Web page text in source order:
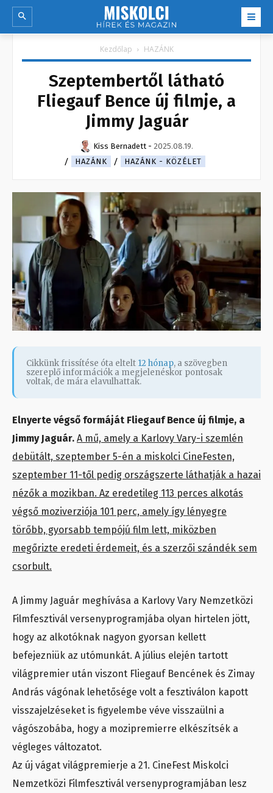
Kezdőlap HAZÁNK
Szeptembertől látható
Fliegauf Bence új filmje, a
Jimmy Jaguár
Kiss Bernadett - 2025.08.19.
HAZÁNK
HAZÁNK - KÖZÉLET
Cikkünk frissítése óta eltelt 12 hónap, a szövegben
szereplő információk a megjelenéskor pontosak
voltak, de mára elavulhattak.
Elnyerte végső formáját Fliegauf Bence új filmje, a
Jimmy Jaguár. A mű, amely a Karlovy Vary-i szemlén
debütált, szeptember 5-én a miskolci CineFesten,
szeptember 11-től pedig országszerte láthatják a hazai
nézők a mozikban. Az eredetileg 113 perces alkotás
végső moziverziója 101 perc, amely így lényegre
törőbb, gyorsabb tempójú film lett, miközben
megőrizte eredeti érdemeit, és a szerzői szándék sem
csorbult.
A Jimmy Jaguár meghívása a Karlovy Vary Nemzetközi
Filmfesztivál versenyprogramjába olyan hirtelen jött,
hogy az alkotóknak nagyon gyorsan kellett
befejezniük az utómunkát. A július elején tartott
világpremier után viszont Fliegauf Bencének és Zimay
András vágónak lehetősége volt a fesztiválon kapott
visszajelzéseket is figyelembe véve visszaülni a
vágószobába, hogy a mozipremierre elkészítsék a
végleges változatot.
Az új vágat világpremierje a 21. CineFest Miskolci
Nemzetközi Filmfesztivál versenyprogramjában lesz